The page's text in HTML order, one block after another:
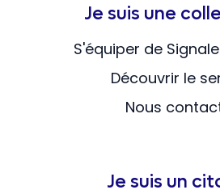
Je suis une
S'équiper de
Découvrir le
Nous
Je suis un